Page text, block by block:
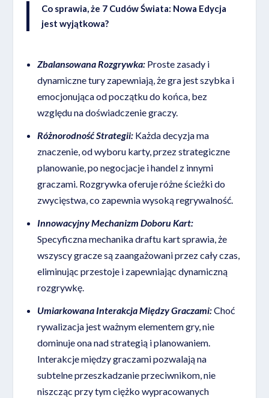
Co sprawia, że 7 Cudów Świata: Nowa Edycja
jest wyjątkowa?
Zbalansowana Rozgrywka:Proste zasady i
dynamiczne tury zapewniają, że gra jest szybka i
emocjonująca od początku do końca, bez
względu na doświadczenie graczy.
Różnorodność Strategii:Każda decyzja ma
znaczenie, od wyboru karty, przez strategiczne
planowanie, po negocjacje i handel z innymi
graczami. Rozgrywka oferuje różne ścieżki do
zwycięstwa, co zapewnia wysoką regrywalność.
Innowacyjny Mechanizm Doboru Kart:
Specyficzna mechanika draftu kart sprawia, że
wszyscy gracze są zaangażowani przez cały czas,
eliminując przestoje i zapewniając dynamiczną
rozgrywkę.
Umiarkowana Interakcja Między Graczami:Choć
rywalizacja jest ważnym elementem gry, nie
dominuje ona nad strategią i planowaniem.
Interakcje między graczami pozwalają na
subtelne przeszkadzanie przeciwnikom, nie
niszcząc przy tym ciężko wypracowanych